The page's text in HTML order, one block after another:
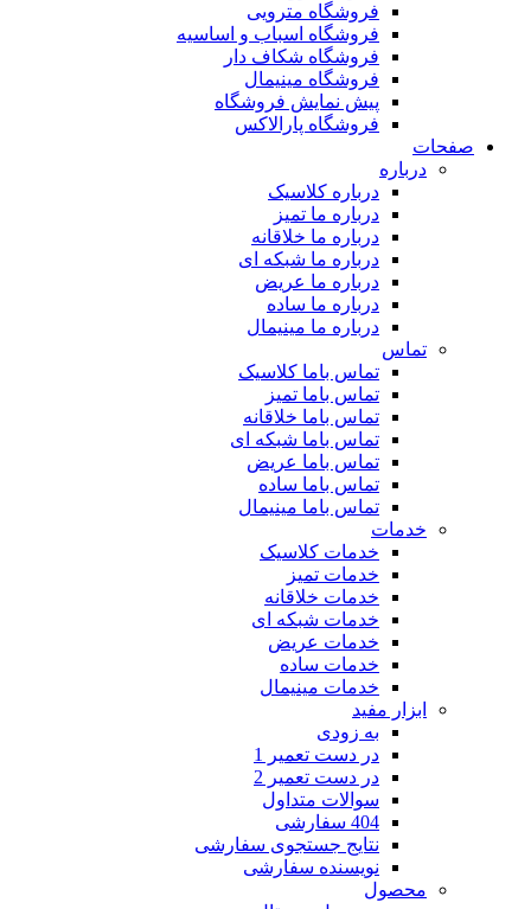
فروشگاه مترویی
فروشگاه اسباب و اساسیه
فروشگاه شکاف دار
فروشگاه مینیمال
پیش نمایش فروشگاه
فروشگاه پارالاکس
صفحات
درباره
درباره کلاسیک
درباره ما تمیز
درباره ما خلاقانه
درباره ما شبکه ای
درباره ما عریض
درباره ما ساده
درباره ما مینیمال
تماس
تماس باما کلاسیک
تماس باما تمیز
تماس باما خلاقانه
تماس باما شبکه ای
تماس باما عریض
تماس باما ساده
تماس باما مینیمال
خدمات
خدمات کلاسیک
خدمات تمیز
خدمات خلاقانه
خدمات شبکه ای
خدمات عریض
خدمات ساده
خدمات مینیمال
ابزار مفید
به زودی
در دست تعمیر 1
در دست تعمیر 2
سوالات متداول
404 سفارشی
نتایج جستجوی سفارشی
نویسنده سفارشی
محصول